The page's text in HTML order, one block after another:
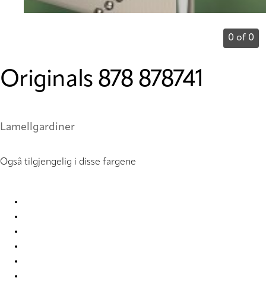
0 of 0
Originals 878 878741
Lamellgardiner
Også tilgjengelig i disse fargene